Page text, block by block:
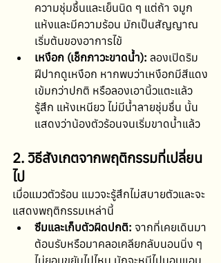
ความชุ่มชื้นและเย็นนิด ๆ แต่ถ้า จมูก
แห้งและมีความร้อน มักเป็นสัญญาณ
เริ่มต้นของอาการไข้
เหงือก (เช็กภาวะขาดน้ำ): ลองเปิดริม
ฝีปากดูเหงือก หากพบว่าเหงือกมีสีแดง
เข้มกว่าปกติ หรือลองเอานิ้วแตะแล้ว
รู้สึก แห้งเหนียว ไม่มีน้ำลายชุ่มชื่น นั้น
แสดงว่าน้องตัวร้อนจนเริ่มขาดน้ำแล้ว
2. วิธีสังเกตจากพฤติกรรมที่เปลี่ยน
ไป
เมื่อแมวตัวร้อน แมวจะรู้สึกไม่สบายตัวและจะ
แสดงพฤติกรรมเหล่านี้
ซึมและเก็บตัวผิดปกติ: จากที่เคยเดินมา
ต้อนรับหรือมาคลอเคลียกลับนอนนิ่ง ๆ
ไม่ยอมขยับไปไหน มักจะหนีไปนอนแอบ